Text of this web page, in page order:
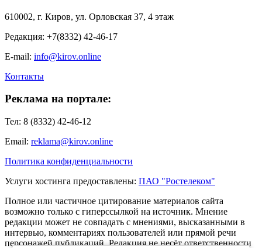
610002, г. Киров, ул. Орловская 37, 4 этаж
Редакция: +7(8332) 42-46-17
E-mail: info@kirov.online
Контакты
Реклама на портале:
Тел: 8 (8332) 42-46-12
Email: reklama@kirov.online
Политика конфиденциальности
Услуги хостинга предоставлены: ПАО "Ростелеком"
Полное или частичное цитирование материалов сайта
возможно только с гиперссылкой на источник. Мнение
редакции может не совпадать с мнениями, высказанными в
интервью, комментариях пользователей или прямой речи
персонажей публикаций. Редакция не несёт ответственности